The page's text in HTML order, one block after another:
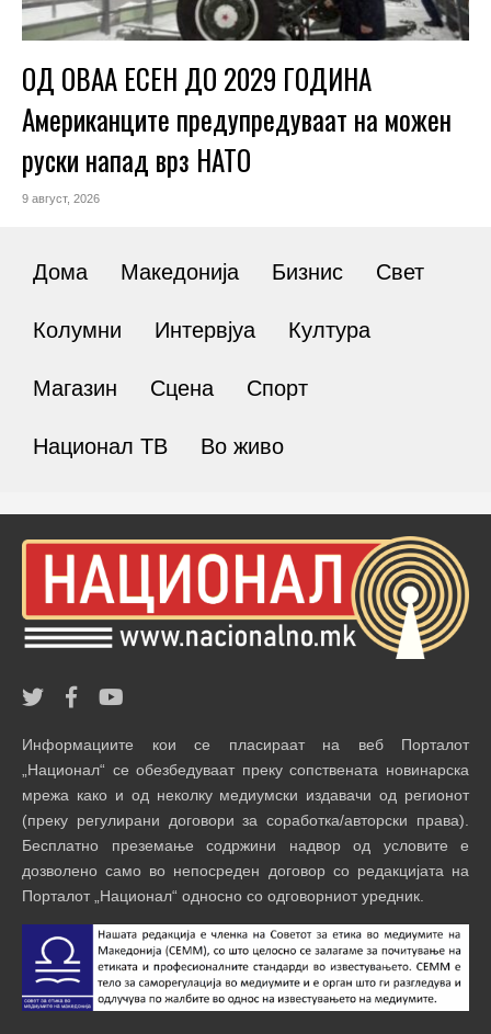
ОД ОВАА ЕСЕН ДО 2029 ГОДИНА
Американците предупредуваат на можен
руски напад врз НАТО
9 август, 2026
Дома Македонија Бизнис Свет
Колумни Интервјуа Култура
Магазин Сцена Спорт
Национал ТВ Во живо
Информациите кои се пласираат на веб Порталот
„Национал“ се обезбедуваат преку сопствената новинарска
мрежа како и од неколку медиумски издавачи од регионот
(преку регулирани договори за соработка/авторски права).
Бесплатно преземање содржини надвор од условите е
дозволено само во непосреден договор со редакцијата на
Порталот „Национал“ односно со одговорниот уредник.